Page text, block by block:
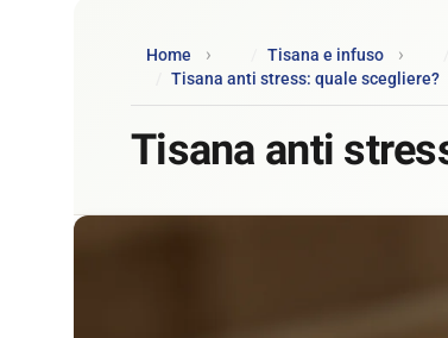
Home Tisana e infuso
Tisana anti stress: quale scegliere?
Tisana anti